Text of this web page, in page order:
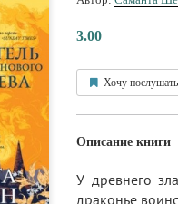
3.00
Хочу послушать
Описание книги
У древнего
драконье